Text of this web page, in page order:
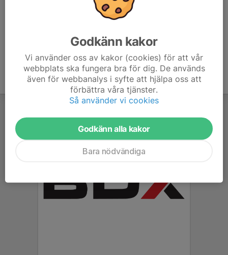
Godkänn kakor
Vi använder oss av kakor (cookies) för att vår
webbplats ska fungera bra för dig. De används
även för webbanalys i syfte att hjälpa oss att
förbättra våra tjänster.
Så använder vi cookies
Godkänn alla kakor
Bara nödvändiga